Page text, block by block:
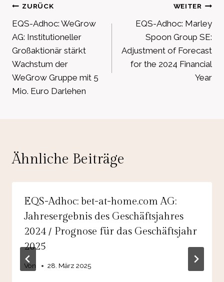
Beitragsnavigation
ZURÜCK
EQS-Adhoc: WeGrow
AG: Institutioneller
Großaktionär stärkt
Wachstum der
WeGrow Gruppe mit 5
Mio. Euro Darlehen
WEITER
EQS-Adhoc: Marley
Spoon Group SE:
Adjustment of Forecast
for the 2024 Financial
Year
Ähnliche Beiträge
EQS-Adhoc: bet-at-home.com AG:
Jahresergebnis des Geschäftsjahres
2024 / Prognose für das Geschäftsjahr
2025
Von 28. März 2025